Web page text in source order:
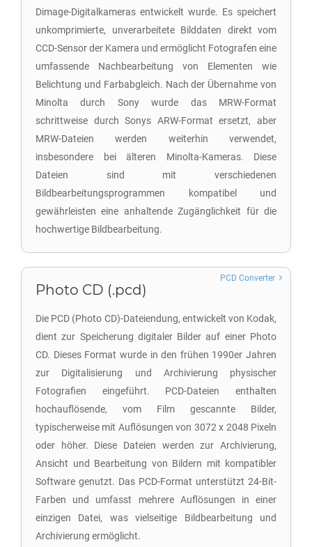
Dimage-Digitalkameras entwickelt wurde. Es speichert
unkomprimierte, unverarbeitete Bilddaten direkt vom
CCD-Sensor der Kamera und ermöglicht Fotografen eine
umfassende Nachbearbeitung von Elementen wie
Belichtung und Farbabgleich. Nach der Übernahme von
Minolta durch Sony wurde das MRW-Format
schrittweise durch Sonys ARW-Format ersetzt, aber
MRW-Dateien werden weiterhin verwendet,
insbesondere bei älteren Minolta-Kameras. Diese
Dateien sind mit verschiedenen
Bildbearbeitungsprogrammen kompatibel und
gewährleisten eine anhaltende Zugänglichkeit für die
hochwertige Bildbearbeitung.
Photo CD (.pcd)
Die PCD (Photo CD)-Dateiendung, entwickelt von Kodak,
dient zur Speicherung digitaler Bilder auf einer Photo
CD. Dieses Format wurde in den frühen 1990er Jahren
zur Digitalisierung und Archivierung physischer
Fotografien eingeführt. PCD-Dateien enthalten
hochauflösende, vom Film gescannte Bilder,
typischerweise mit Auflösungen von 3072 x 2048 Pixeln
oder höher. Diese Dateien werden zur Archivierung,
Ansicht und Bearbeitung von Bildern mit kompatibler
Software genutzt. Das PCD-Format unterstützt 24-Bit-
Farben und umfasst mehrere Auflösungen in einer
einzigen Datei, was vielseitige Bildbearbeitung und
Archivierung ermöglicht.
PCD Converter